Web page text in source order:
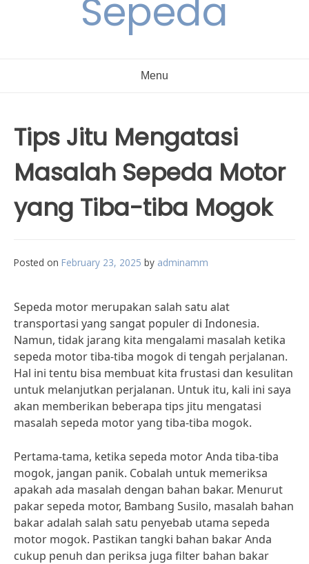
Sepeda
Menu
Tips Jitu Mengatasi
Masalah Sepeda Motor
yang Tiba-tiba Mogok
Posted on February 23, 2025 by adminamm
Sepeda motor merupakan salah satu alat
transportasi yang sangat populer di Indonesia.
Namun, tidak jarang kita mengalami masalah ketika
sepeda motor tiba-tiba mogok di tengah perjalanan.
Hal ini tentu bisa membuat kita frustasi dan kesulitan
untuk melanjutkan perjalanan. Untuk itu, kali ini saya
akan memberikan beberapa tips jitu mengatasi
masalah sepeda motor yang tiba-tiba mogok.
Pertama-tama, ketika sepeda motor Anda tiba-tiba
mogok, jangan panik. Cobalah untuk memeriksa
apakah ada masalah dengan bahan bakar. Menurut
pakar sepeda motor, Bambang Susilo, masalah bahan
bakar adalah salah satu penyebab utama sepeda
motor mogok. Pastikan tangki bahan bakar Anda
cukup penuh dan periksa juga filter bahan bakar